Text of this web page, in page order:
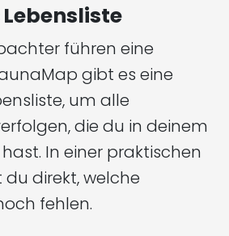
führen eine
gibt es eine
um alle
die du in deinem
In einer praktischen
du direkt, welche
fehlen.